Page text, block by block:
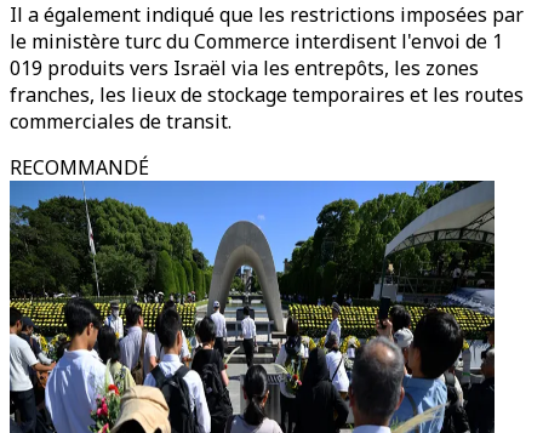
Il a également indiqué que les restrictions imposées par
le ministère turc du Commerce interdisent l'envoi de 1
019 produits vers Israël via les entrepôts, les zones
franches, les lieux de stockage temporaires et les routes
commerciales de transit.
RECOMMANDÉ